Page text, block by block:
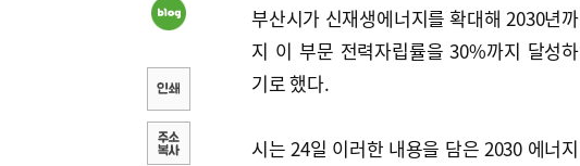
부산시가 신재생에너지를 확대해 2030년까
지 이 부문 전력자립률을 30%까지 달성하
기로 했다.
시는 24일 이러한 내용을 담은 2030 에너지